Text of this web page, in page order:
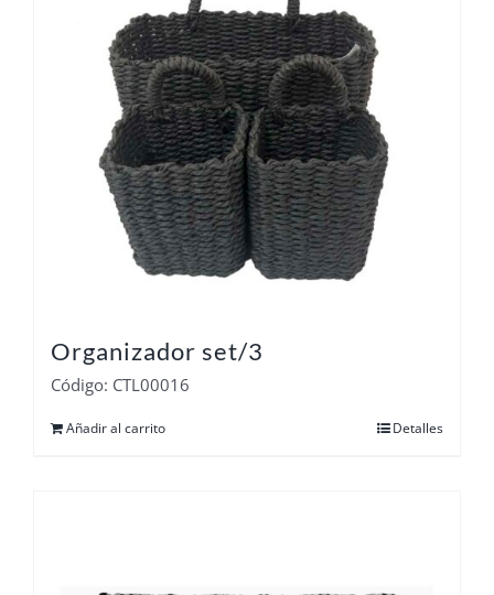
Organizador set/3
Código: CTL00016
Añadir al carrito Detalles